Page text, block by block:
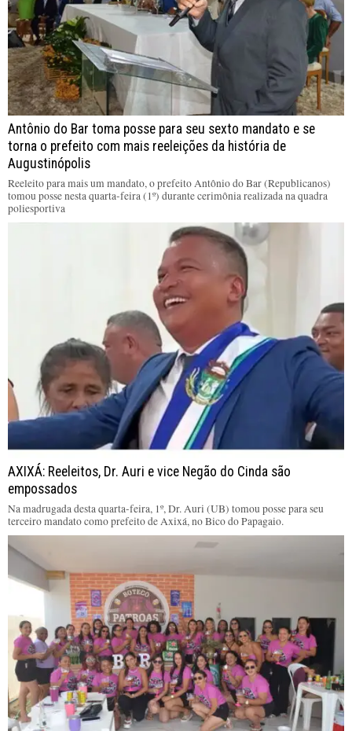
Antônio do Bar toma posse para seu sexto mandato e se
torna o prefeito com mais reeleições da história de
Augustinópolis
Reeleito para mais um mandato, o prefeito Antônio do Bar (Republicanos)
tomou posse nesta quarta-feira (1º) durante cerimônia realizada na quadra
poliesportiva
AXIXÁ: Reeleitos, Dr. Auri e vice Negão do Cinda são
empossados
Na madrugada desta quarta-feira, 1º, Dr. Auri (UB) tomou posse para seu
terceiro mandato como prefeito de Axixá, no Bico do Papagaio.